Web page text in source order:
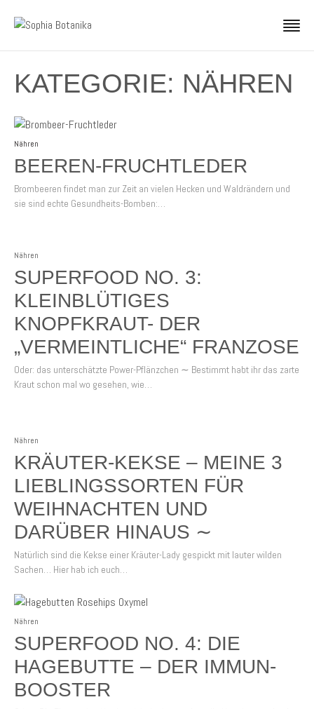
KATEGORIE: NÄHREN
Nähren
BEEREN-FRUCHTLEDER
Brombeeren findet man zur Zeit an vielen Hecken und Waldrändern und
sie sind echte Gesundheits-Bomben:…
Nähren
SUPERFOOD NO. 3:
KLEINBLÜTIGES
KNOPFKRAUT- DER
„VERMEINTLICHE“ FRANZOSE
Oder: das unterschätzte Power-Pflänzchen ∼ Bestimmt habt ihr das zarte
Kraut schon mal wo gesehen, wie…
Nähren
KRÄUTER-KEKSE – MEINE 3
LIEBLINGSSORTEN FÜR
WEIHNACHTEN UND
DARÜBER HINAUS ∼
Natürlich sind die Kekse einer Kräuter-Lady gespickt mit lauter wilden
Sachen… Hier hab ich euch…
Nähren
SUPERFOOD NO. 4: DIE
HAGEBUTTE – DER IMMUN-
BOOSTER